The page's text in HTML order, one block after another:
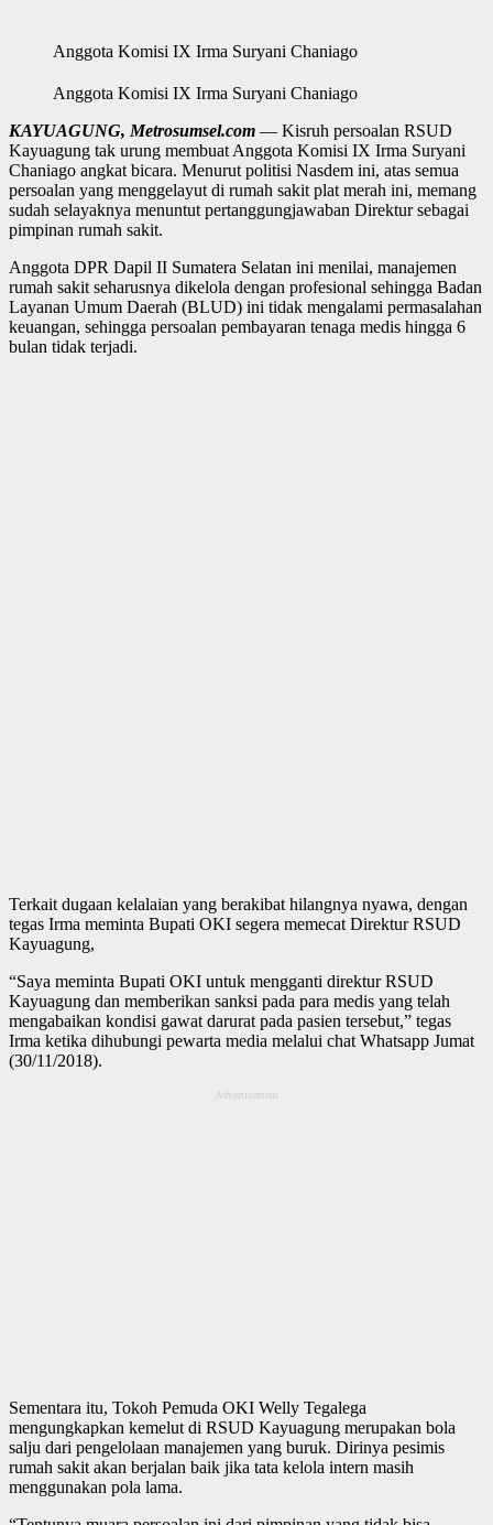
Anggota Komisi IX Irma Suryani Chaniago
Anggota Komisi IX Irma Suryani Chaniago
KAYUAGUNG, Metrosumsel.com — Kisruh persoalan RSUD
Kayuagung tak urung membuat Anggota Komisi IX Irma Suryani
Chaniago angkat bicara. Menurut politisi Nasdem ini, atas semua
persoalan yang menggelayut di rumah sakit plat merah ini, memang
sudah selayaknya menuntut pertanggungjawaban Direktur sebagai
pimpinan rumah sakit.
Anggota DPR Dapil II Sumatera Selatan ini menilai, manajemen
rumah sakit seharusnya dikelola dengan profesional sehingga Badan
Layanan Umum Daerah (BLUD) ini tidak mengalami permasalahan
keuangan, sehingga persoalan pembayaran tenaga medis hingga 6
bulan tidak terjadi.
Terkait dugaan kelalaian yang berakibat hilangnya nyawa, dengan
tegas Irma meminta Bupati OKI segera memecat Direktur RSUD
Kayuagung,
“Saya meminta Bupati OKI untuk mengganti direktur RSUD
Kayuagung dan memberikan sanksi pada para medis yang telah
mengabaikan kondisi gawat darurat pada pasien tersebut,” tegas
Irma ketika dihubungi pewarta media melalui chat Whatsapp Jumat
(30/11/2018).
Advertisement
Sementara itu, Tokoh Pemuda OKI Welly Tegalega
mengungkapkan kemelut di RSUD Kayuagung merupakan bola
salju dari pengelolaan manajemen yang buruk. Dirinya pesimis
rumah sakit akan berjalan baik jika tata kelola intern masih
menggunakan pola lama.